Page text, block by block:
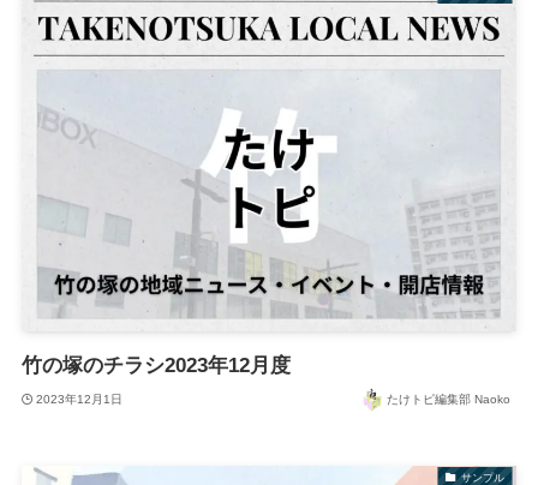
竹の塚のチラシ2023年12月度
2023年12月1日 たけトピ編集部 Naoko
サンプル